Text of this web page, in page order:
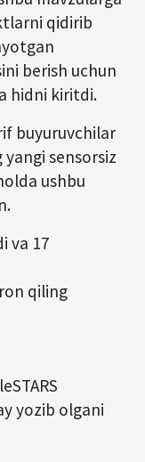
qidirib
berish uchun
hidni kiritdi.
buyuruvchilar
sensorsiz
ushbu
va 17
qiling
yozib olgani